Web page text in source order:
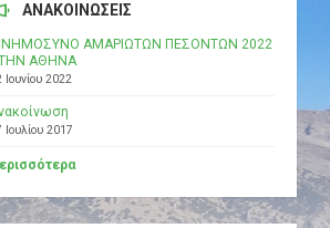
ΑΝΑΚΟΙΝΩΣΕΙΣ
ΑΜΑΡΙΩΤΩΝ ΠΕΣΟΝΤΩΝ 2022
ΑΘΗΝΑ
Ιουνίου 2022
Ιουλίου 2017